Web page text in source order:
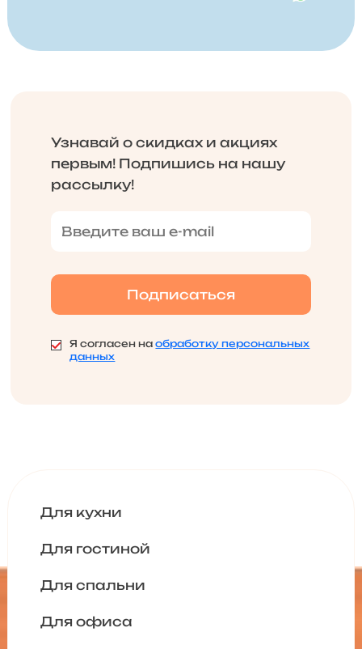
Узнавай о скидках и акциях
первым! Подпишись на нашу
рассылку!
Я согласен наобработку персональных
данных
Для кухни
Для гостиной
Для спальни
Для офиса